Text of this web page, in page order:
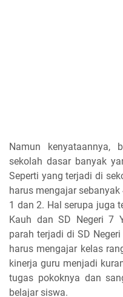
Namun kenyataannya,
sekolah dasar banyak
Seperti yang terjadi di
harus mengajar
1 dan 2. Hal serupa juga
Kauh dan SD Negeri 7
parah terjadi di SD
harus mengajar kelas
kinerja guru menjadi
tugas pokoknya dan
belajar siswa.